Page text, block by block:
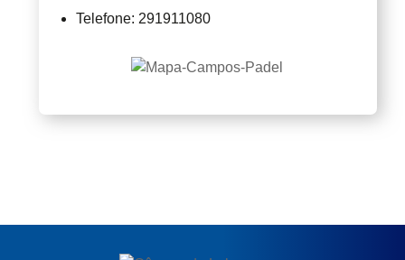
Telefone: 291911080